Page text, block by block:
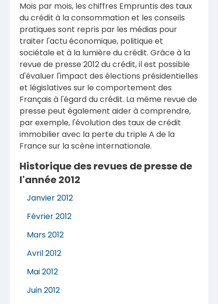
Mois par mois, les chiffres Empruntis des taux
du crédit à la consommation et les conseils
pratiques sont repris par les médias pour
traiter l'actu économique, politique et
sociétale et à la lumière du crédit. Grâce à la
revue de presse 2012 du crédit, il est possible
d'évaluer l'impact des élections présidentielles
et législatives sur le comportement des
Français à l'égard du crédit. La même revue de
presse peut également aider à comprendre,
par exemple, l'évolution des taux de crédit
immobilier avec la perte du triple A de la
France sur la scène internationale.
Historique des revues de presse de
l'année 2012
Janvier 2012
Février 2012
Mars 2012
Avril 2012
Mai 2012
Juin 2012